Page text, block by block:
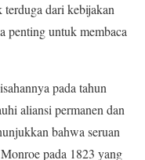
dari kebijakan
untuk membaca
pada tahun
aliansi permanen dan
bahwa seruan
pada 1823 yang